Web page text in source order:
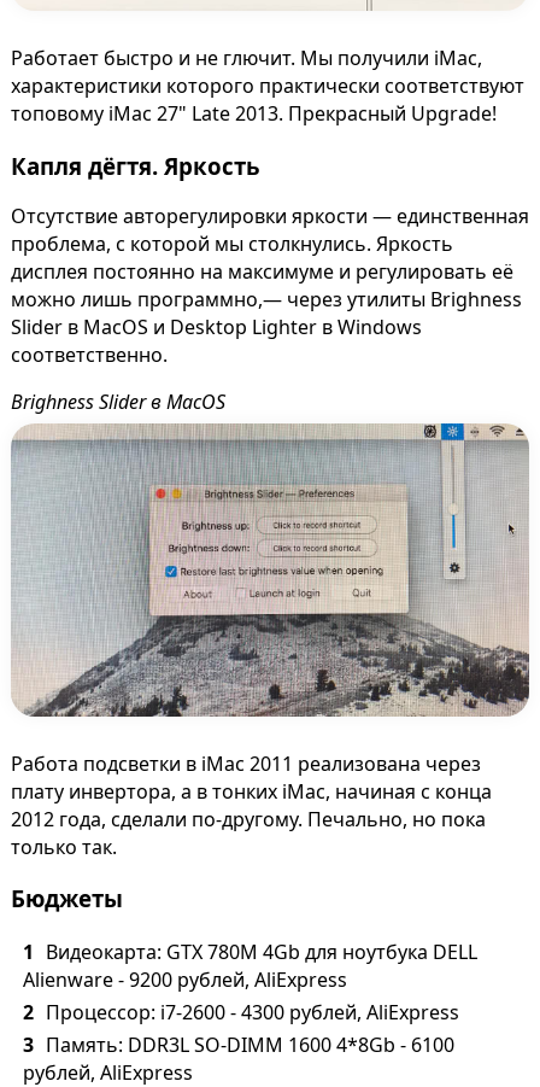
Работает быстро и не глючит. Мы получили iMac,
характеристики которого практически соответствуют
топовому iMac 27" Late 2013. Прекрасный Upgrade!
Капля дёгтя. Яркость
Отсутствие авторегулировки яркости — единственная
проблема, с которой мы столкнулись. Яркость
дисплея постоянно на максимуме и регулировать её
можно лишь программно,— через утилиты Brighness
Slider в MacOS и Desktop Lighter в Windows
соответственно.
Brighness Slider в MacOS
Работа подсветки в iMac 2011 реализована через
плату инвертора, а в тонких iMac, начиная с конца
2012 года, сделали по-другому. Печально, но пока
только так.
Бюджеты
Видеокарта: GTX 780M 4Gb для ноутбука DELL
Alienware - 9200 рублей, AliExpress
Процессор: i7-2600 - 4300 рублей, AliExpress
Память: DDR3L SO-DIMM 1600 4*8Gb - 6100
рублей, AliExpress